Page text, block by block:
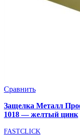
Сравнить
Защелка Металл
1018 — желтый цинк
FASTCLICK